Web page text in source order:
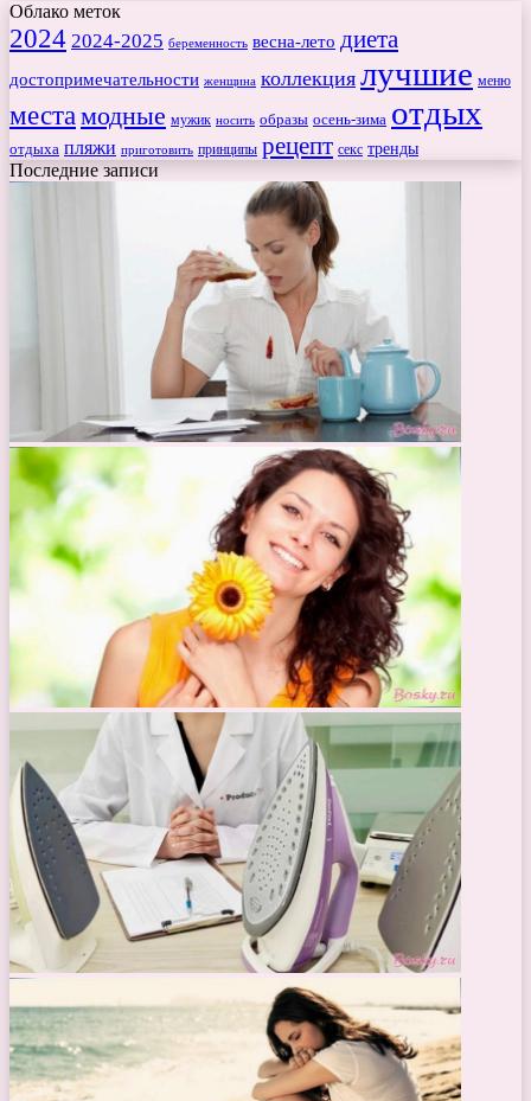
Облако меток
2024 2024-2025 беременность весна-лето диета
достопримечательности женщина коллекция лучшие меню
местамодные мужик носить образы осень-зима отдых
отдыха пляжи приготовить принципы рецепт секс тренды
Последние записи